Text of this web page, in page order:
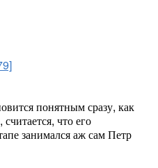
понятным сразу, как
что его
занимался аж сам Петр